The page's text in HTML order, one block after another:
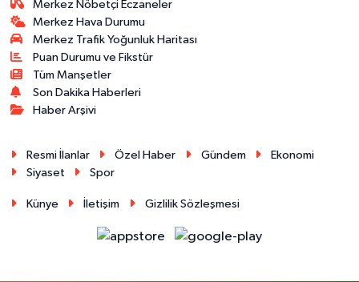
Merkez Nöbetçi Eczaneler
Merkez Hava Durumu
Merkez Trafik Yoğunluk Haritası
Puan Durumu ve Fikstür
Tüm Manşetler
Son Dakika Haberleri
Haber Arşivi
Resmi İlanlar Özel Haber Gündem
Ekonomi
Siyaset
Spor
Künye İletişim Gizlilik Sözleşmesi